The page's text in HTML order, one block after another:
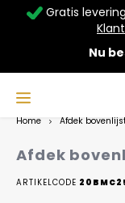
Nederlands
Gratis
Nu
Zomer Deals:
Home Afdek
Afdek
ARTIKELCODE